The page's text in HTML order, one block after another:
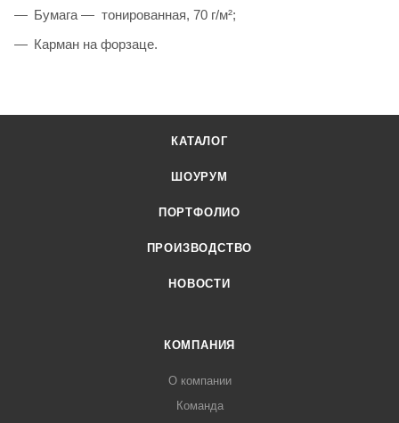
Бумага — тонированная, 70 г/м²;
Карман на форзаце.
КАТАЛОГ
ШОУРУМ
ПОРТФОЛИО
ПРОИЗВОДСТВО
НОВОСТИ
КОМПАНИЯ
О компании
Команда